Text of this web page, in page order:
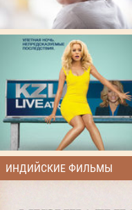
ИНДИЙСКИЕ ФИЛЬМЫ